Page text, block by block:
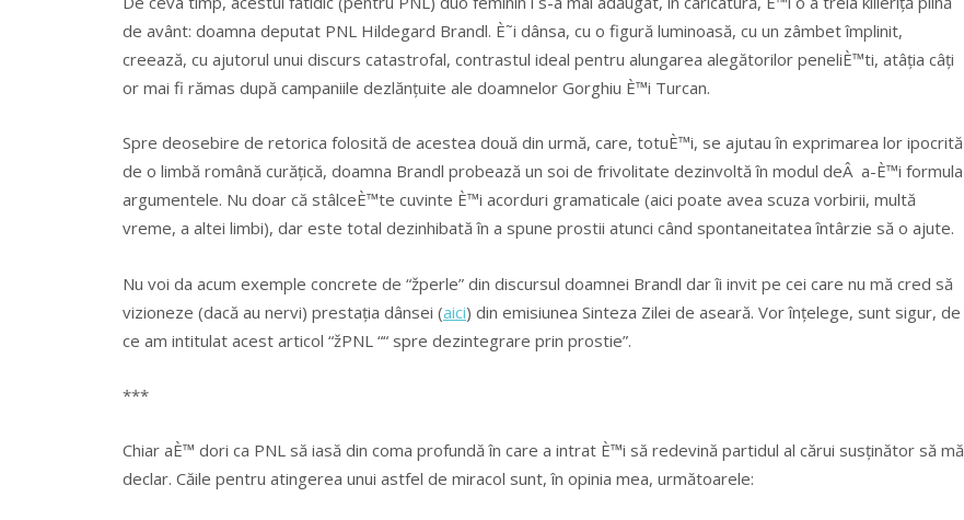
de avânt: doamna deputat PNL Hildegard Brandl. È˜i dânsa, cu o figură luminoasă, cu un zâmbet împlinit,
creează, cu ajutorul unui discurs catastrofal, contrastul ideal pentru alungarea alegătorilor peneliÈ™ti, atâția câți
or mai fi rămas după campaniile dezlănțuite ale doamnelor Gorghiu È™i Turcan.
Spre deosebire de retorica folosită de acestea două din urmă, care, totuÈ™i, se ajutau în exprimarea lor ipocrită
de o limbă română curățică, doamna Brandl probează un soi de frivolitate dezinvoltă în modul deÂ a-È™i formula
argumentele. Nu doar că stâlceÈ™te cuvinte È™i acorduri gramaticale (aici poate avea scuza vorbirii, multă
vreme, a altei limbi), dar este total dezinhibată în a spune prostii atunci când spontaneitatea întârzie să o ajute.
Nu voi da acum exemple concrete de “žperle” din discursul doamnei Brandl dar îi invit pe cei care nu mă cred să
vizioneze (dacă au nervi) prestația dânsei (aici) din emisiunea Sinteza Zilei de aseară. Vor înțelege, sunt sigur, de
ce am intitulat acest articol “žPNL ““ spre dezintegrare prin prostie”.
***
Chiar aÈ™ dori ca PNL să iasă din coma profundă în care a intrat È™i să redevină partidul al cărui susținător să mă
declar. Căile pentru atingerea unui astfel de miracol sunt, în opinia mea, următoarele: